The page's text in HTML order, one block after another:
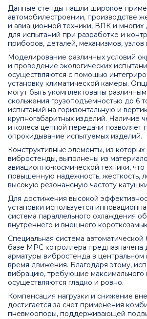
Данные стенды нашли широкое
автомобилестроении, производстве
и авиационной техники, ВПК и многих
для испытаний при разработке и
приборов, деталей, механизмов, узлов
Моделирование различных условий
и проведение экологических
осуществляются с помощью
установку климатической камеры.
могут быть укомплектованы
скольжения грузоподъемностью до 6
испытаний на горизонтальную и
крупногабаритных изделий. Наличие
и колеса цепной передачи позволяет
опрокидывание испытуемых изделий.
Конструктивные элементы, из которых
вибростенды, выполнены из
авиационно-космической техники, что
повышенную надежность, жесткость,
высокую резонансную частоту
Для достижения высокой
установки используется
система параллельного охлаждения
внутреннего и внешнего
Специальная система автоматической
базе MPC котроллера
арматуры вибростенда в
время движения. Благодаря этому,
вибрацию, требующие
осуществляются гладко и ровно.
Компенсация нагрузки и снижение
достигается за счет применения
пневмоопоры, поддерживающей